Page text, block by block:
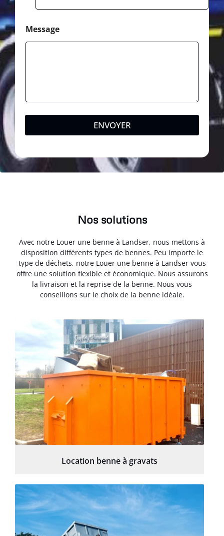
Message
ENVOYER
Nos solutions
Avec notre Louer une benne à Landser, nous mettons à
disposition différents types de bennes. Peu importe le
type de déchets, notre Louer une benne à Landser vous
offre une solution flexible et économique. Nous assurons
la livraison et la reprise de la benne. Nous vous
conseillons sur le choix de la benne idéale.
Location benne à gravats